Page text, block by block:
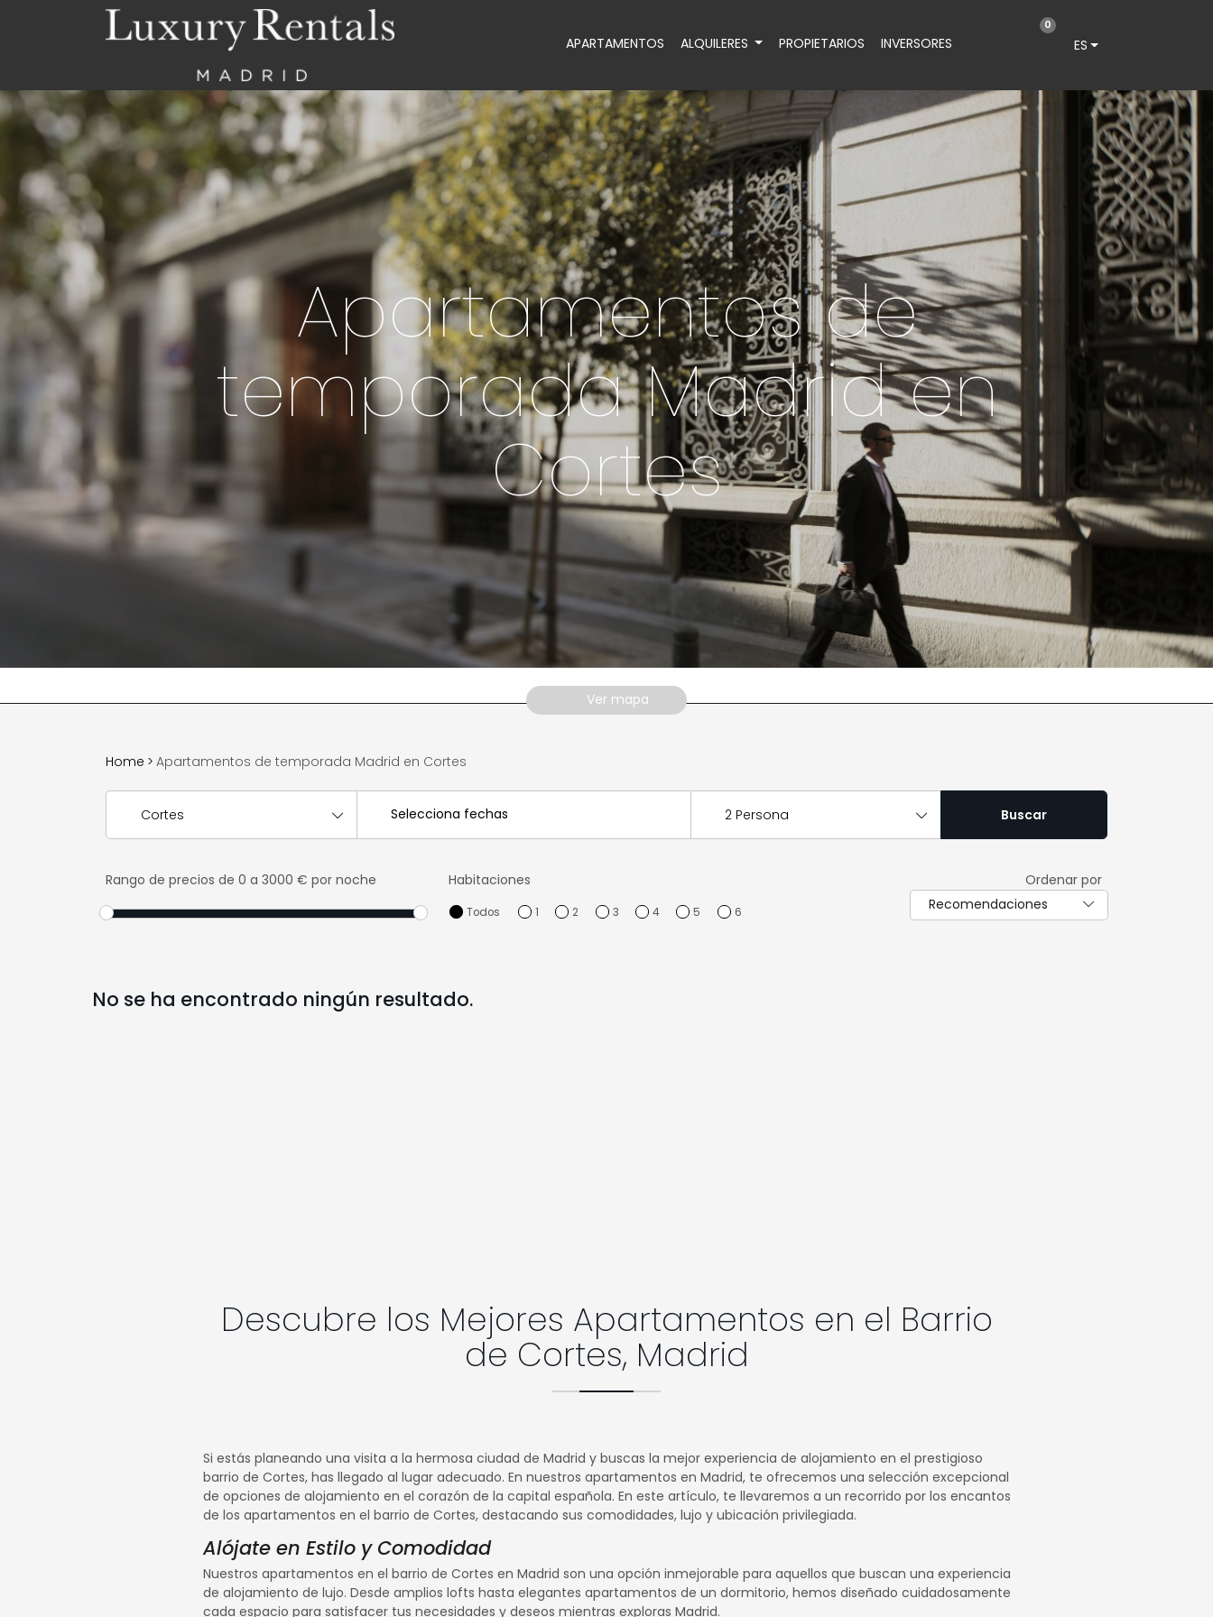
0
ES
APARTAMENTOS ALQUILERES PROPIETARIOS INVERSORES
Apartamentos de
temporada Madrid en
Cortes
Ver mapa
Home > Apartamentos de temporada Madrid en Cortes
Cortes 2 Persona Buscar
Rango de precios de 0 a 3000 € por noche Habitaciones
Todos 1 2 3 4 5 6
Ordenar por
Recomendaciones
No se ha encontrado ningún resultado.
Descubre los Mejores Apartamentos en el Barrio
de Cortes, Madrid
Si estás planeando una visita a la hermosa ciudad de Madrid y buscas la mejor experiencia de alojamiento en el prestigioso
barrio de Cortes, has llegado al lugar adecuado. En nuestros apartamentos en Madrid, te ofrecemos una selección excepcional
de opciones de alojamiento en el corazón de la capital española. En este artículo, te llevaremos a un recorrido por los encantos
de los apartamentos en el barrio de Cortes, destacando sus comodidades, lujo y ubicación privilegiada.
Alójate en Estilo y Comodidad
Nuestros apartamentos en el barrio de Cortes en Madrid son una opción inmejorable para aquellos que buscan una experiencia
de alojamiento de lujo. Desde amplios lofts hasta elegantes apartamentos de un dormitorio, hemos diseñado cuidadosamente
cada espacio para satisfacer tus necesidades y deseos mientras exploras Madrid.